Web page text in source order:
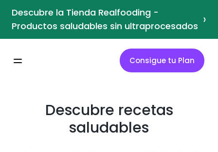
Descubre la Tienda Realfooding -
Productos saludables sin ultraprocesados ›
Consigue tu Plan
Descubre recetas
saludables